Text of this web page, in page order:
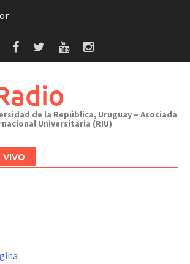
de la República, Uruguay – Asociada
Universitaria (RIU)
VIVO